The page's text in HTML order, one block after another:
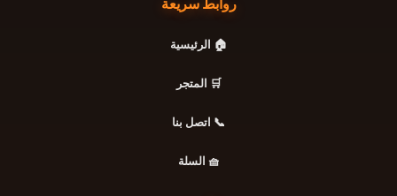
روابط سريعة
🏠 الرئيسية
🛒 المتجر
📞 اتصل بنا
🧺 السلة